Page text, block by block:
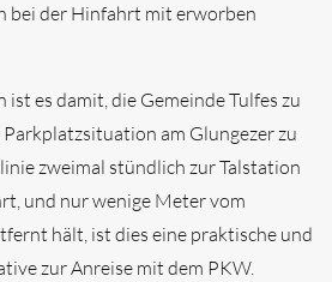
bei der Hinfahrt mit erworben
ist es damit, die Gemeinde Tulfes zu
am Glungezer zu
zweimal stündlich zur Talstation
und nur wenige Meter vom
hält, ist dies eine praktische und
zur Anreise mit dem PKW.